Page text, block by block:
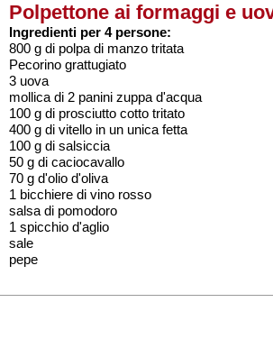
Polpettone ai formaggi e
Ingredienti per 4 persone:
800 g di polpa di manzo tritata
Pecorino grattugiato
3 uova
mollica di 2 panini zuppa d'acqua
100 g di prosciutto cotto tritato
400 g di vitello in un unica fetta
100 g di salsiccia
50 g di caciocavallo
70 g d'olio d'oliva
1 bicchiere di vino rosso
salsa di pomodoro
1 spicchio d'aglio
sale
pepe